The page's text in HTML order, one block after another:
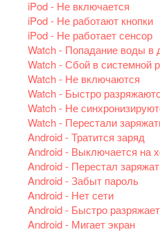
iPod - Не включается
iPod - Не работают кнопки
iPod - Не работает сенсор
Watch - Попадание воды в
Watch - Сбой в системной
Watch - Не включаются
Watch - Быстро
Watch - Не
Watch - Перестали
Android - Тратится заряд
Android - Выключается на
Android - Перестал
Android - Забыт пароль
Android - Нет сети
Android - Быстро
Android - Мигает экран